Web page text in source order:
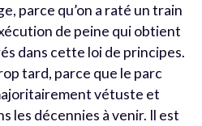
parce qu’on a raté un train
de peine qui obtient
dans cette loi de principes.
tard, parce que le parc
vétuste et
les décennies à venir. Il est